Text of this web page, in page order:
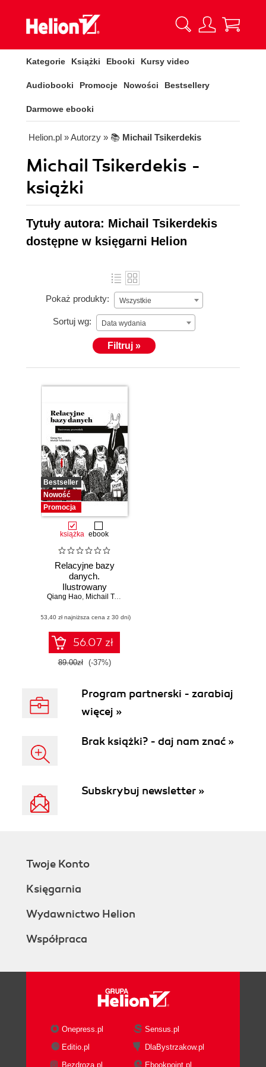
Kategorie Książki Ebooki Kursy video
Audiobooki Promocje Nowości Bestsellery
Darmowe ebooki
Helion.pl » Autorzy » 📚 Michail Tsikerdekis
Michail Tsikerdekis -
książki
Tytuły autora: Michail Tsikerdekis
dostępne w księgarni Helion
Pokaż produkty: Wszystkie
Sortuj wg: Data wydania
Filtruj »
Bestseller
Nowość
Promocja
książka ebook
Relacyjne bazy
danych.
Ilustrowany
przewodnik
Qiang Hao, Michail Tsikerdekis
(53,40 zł najniższa cena z 30 dni)
56.07 zł
89.00zł (-37%)
Program partnerski - zarabiaj
więcej »
Brak książki? - daj nam znać »
Subskrybuj newsletter »
Twoje Konto
Księgarnia
Wydawnictwo Helion
Współpraca
Onepress.pl
Sensus.pl
Editio.pl
DlaBystrzakow.pl
Bezdroza.pl
Ebookpoint.pl